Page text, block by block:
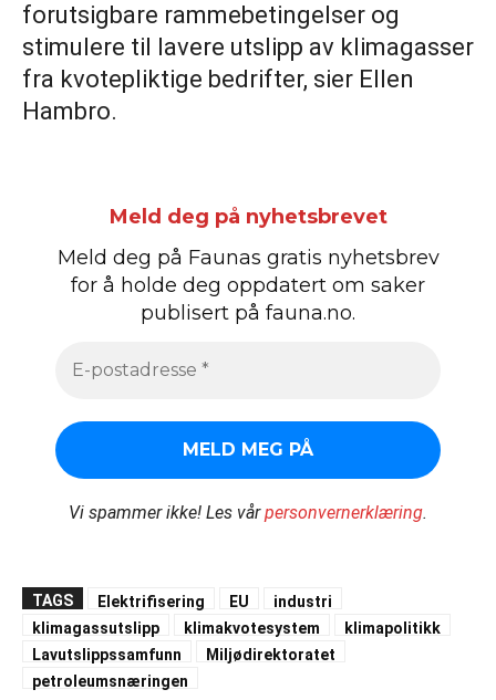
forutsigbare rammebetingelser og
stimulere til lavere utslipp av klimagasser
fra kvotepliktige bedrifter, sier Ellen
Hambro.
Meld deg på nyhetsbrevet
Meld deg på Faunas gratis nyhetsbrev
for å holde deg oppdatert om saker
publisert på fauna.no.
Vi spammer ikke! Les vårpersonvernerklæring.
TAGS Elektrifisering EU
industri
klimagassutslipp
klimakvotesystem
klimapolitikk
Lavutslippssamfunn
Miljødirektoratet
petroleumsnæringen